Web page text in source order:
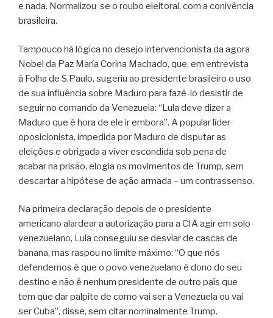
e nada. Normalizou-se o roubo eleitoral, com a conivência
brasileira.
Tampouco há lógica no desejo intervencionista da agora
Nobel da Paz María Corina Machado, que, em entrevista
à Folha de S.Paulo, sugeriu ao presidente brasileiro o uso
de sua influência sobre Maduro para fazê-lo desistir de
seguir no comando da Venezuela: “Lula deve dizer a
Maduro que é hora de ele ir embora”. A popular líder
oposicionista, impedida por Maduro de disputar as
eleições e obrigada a viver escondida sob pena de
acabar na prisão, elogia os movimentos de Trump, sem
descartar a hipótese de ação armada – um contrassenso.
Na primeira declaração depois de o presidente
americano alardear a autorização para a CIA agir em solo
venezuelano, Lula conseguiu se desviar de cascas de
banana, mas raspou no limite máximo: “O que nós
defendemos é que o povo venezuelano é dono do seu
destino e não é nenhum presidente de outro país que
tem que dar palpite de como vai ser a Venezuela ou vai
ser Cuba”, disse, sem citar nominalmente Trump.